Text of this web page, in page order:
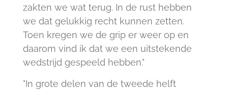
zakten we wat terug. In de rust hebben
we dat gelukkig recht kunnen zetten.
Toen kregen we de grip er weer op en
daarom vind ik dat we een uitstekende
wedstrijd gespeeld hebben."
"In grote delen van de tweede helft